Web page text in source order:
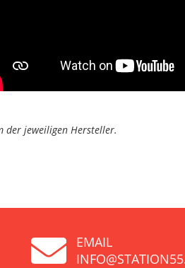
der jeweiligen Hersteller.
EMAIL